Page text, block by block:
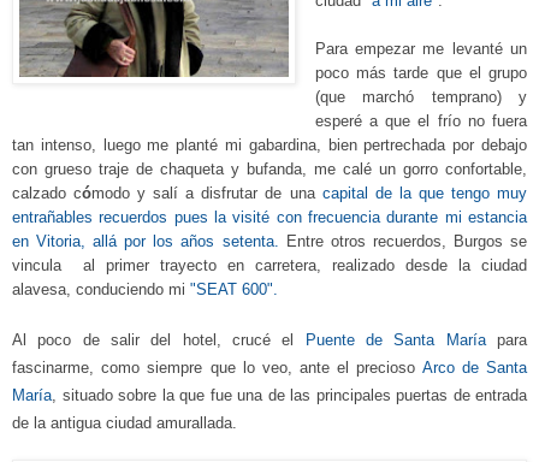
Para empezar me levanté un
poco más tarde que el grupo
(que marchó temprano) y
esperé a que el frío no fuera
tan intenso, luego me planté mi gabardina, bien pertrechada por debajo
con grueso traje de chaqueta y bufanda, me calé un gorro confortable,
calzado cómodo y salí a disfrutar de una capital de la que tengo muy
entrañables recuerdos pues la visité con frecuencia durante mi estancia
en Vitoria, allá por los años setenta.
Entre otros recuerdos, Burgos se
vincula al primer trayecto en carretera, realizado desde la ciudad
alavesa, conduciendo mi "SEAT 600".
Al poco de salir del hotel, crucé el Puente de Santa Maríapara
fascinarme,
como siempre que lo veo, anteel precioso Arco de Santa
María situado sobre la que fue una de las principales puertas de entrada
de la antigua ciudad amurallada.